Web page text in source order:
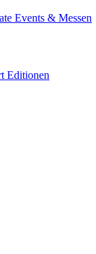
Events & Messen
Editionen